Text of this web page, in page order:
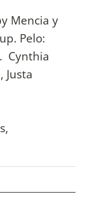
Mencia y
Pelo:
Cynthia
Justa